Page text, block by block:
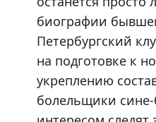
биографии
Петербургский
на подготовке к
укреплению
болельщики сине-